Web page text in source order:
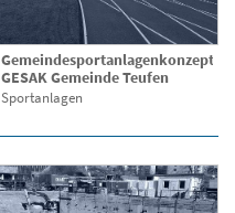
Gemeindesportanlagenkonzept
GESAK Gemeinde Teufen
Sportanlagen